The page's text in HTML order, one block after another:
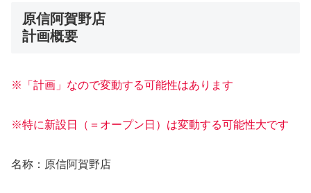
原信阿賀野店
計画概要
※「計画」なので変動する可能性はあります
※特に新設日（＝オープン日）は変動する可能性大です
名称：原信阿賀野店